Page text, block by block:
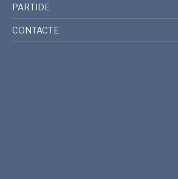
PARTIDE
CONTACTE